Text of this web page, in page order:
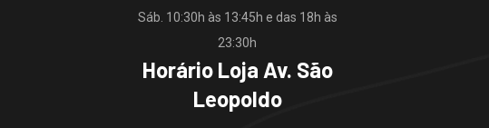
Sáb. 10:30h às 13:45h e das 18h às
23:30h
Horário Loja Av. São
Leopoldo